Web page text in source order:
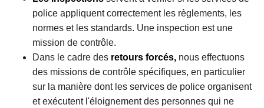
police appliquent correctement les règlements, les
normes et les standards. Une inspection est une
mission de contrôle.
Dans le cadre des retours forcés, nous effectuons
des missions de contrôle spécifiques, en particulier
sur la manière dont les services de police organisent
et exécutent l'éloignement des personnes qui ne